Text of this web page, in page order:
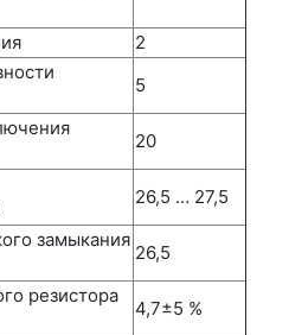
2
5
20
26,5 … 27,5
замыкания
26,5
резистора
4,7±5 %